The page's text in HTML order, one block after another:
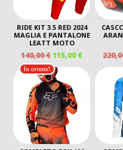
RIDE KIT 3.5 RED 2024
MAGLIA E PANTALONE
LEATT MOTO
140,00€IL
PREZZO
ORIGINALE
ERA:
140,00 €.
115,00€IL
PREZZO
ATTUALE
115,00 €.
In offerta!